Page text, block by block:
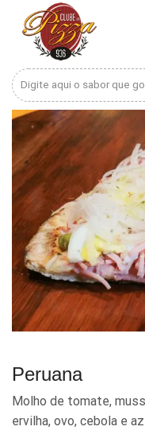
Peruana
Molho de tomate,
ervilha, ovo, cebola e